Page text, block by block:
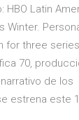
HBO Latin
Winter.
for three
70,
de los
estrena este